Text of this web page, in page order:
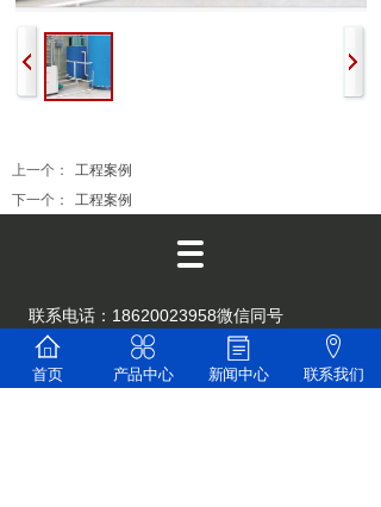
上一个：
工程案例
下一个：
工程案例
联系电话：18620023958微信同号
13054426688
邮 箱： 427802808@qq.com
地 址：肇庆智慧新能源产业园3栋
首页 产品中心 新闻中心 联系我们